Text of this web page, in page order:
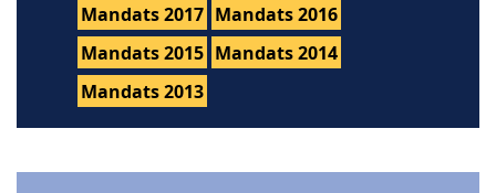
Mandats 2017 Mandats 2016
Mandats 2015 Mandats 2014
Mandats 2013